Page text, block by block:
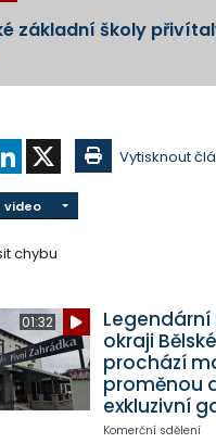
základní školy
LinkedIn Vytisknout
video
chybu
01:32
okraji
prochází
proměnou
exkluzivní
Komerční sdělení